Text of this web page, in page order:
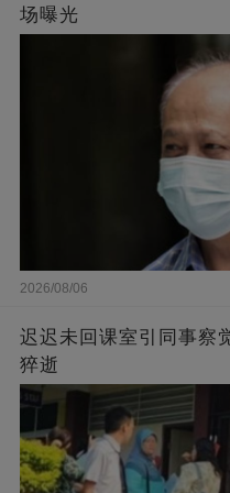
场曝光
2026/08/06
迟迟未回课室引同事察
猝逝